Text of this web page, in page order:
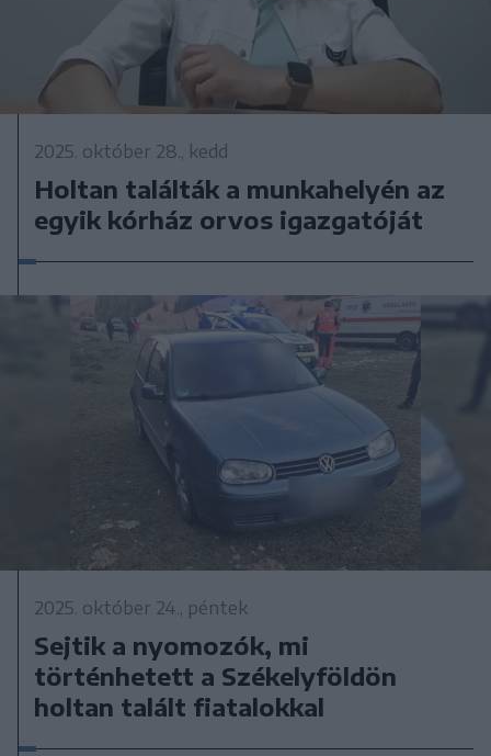
2025. október 28., kedd
Holtan találták a munkahelyén az
egyik kórház orvos igazgatóját
2025. október 24., péntek
Sejtik a nyomozók, mi
történhetett a Székelyföldön
holtan talált fiatalokkal